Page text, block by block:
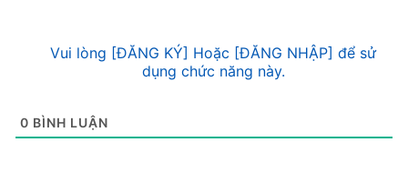
Vui lòng [ĐĂNG KÝ] Hoặc [ĐĂNG NHẬP] để sử
dụng chức năng này.
0 BÌNH LUẬN